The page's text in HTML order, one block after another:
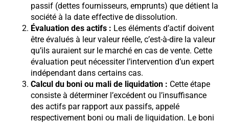
passif (dettes fournisseurs, emprunts) que détient la
société à la date effective de dissolution.
Évaluation des actifs : Les éléments d’actif doivent
être évalués à leur valeur réelle, c’est-à-dire la valeur
qu’ils auraient sur le marché en cas de vente. Cette
évaluation peut nécessiter l’intervention d’un expert
indépendant dans certains cas.
Calcul du boni ou mali de liquidation : Cette étape
consiste à déterminer l’excédent ou l’insuffisance
des actifs par rapport aux passifs, appelé
respectivement boni ou mali de liquidation. Le boni